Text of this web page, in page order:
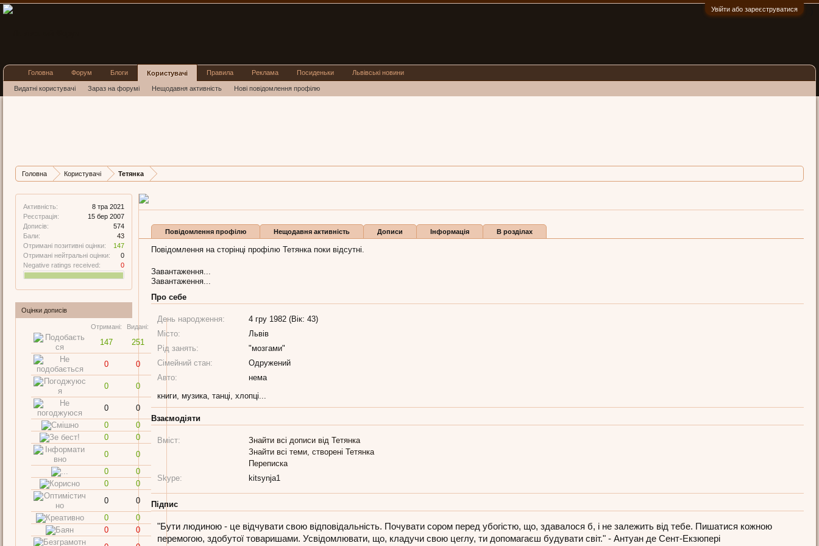
Увійти або зареєструватися
Головна Користувачі Тетянка
Активність:
8 тра 2021
Реєстрація:
15 бер 2007
Дописів:
574
Бали:
43
Отримані позитивні оцінки:
147
Отримані нейтральні оцінки:
0
Negative ratings received:
0
Оцінки дописів
Отримані: Видані:
147 251
0 0
0 0
0
0
0
0
0
0
0
0
0
0
0
0
0
0
0
0
0
0
Дописів
Карма Бали
Повідомлення профілю Нещодавня активність Дописи Інформація В розділах
Повідомлення на сторінці профілю Тетянка поки відсутні.
Завантаження...
Завантаження...
Про себе
День народження:
4 гру 1982 (Вік: 43)
Місто:
Львів
Рід занять:
"мозгами"
Сімейний стан:
Одружений
Авто:
нема
книги, музика, танці, хлопці...
Взаємодіяти
Вміст:
Знайти всі дописи від Тетянка
Знайти всі теми, створені Тетянка
Переписка
Skype:
kitsynja1
Підпис
"Бути людиною - це відчувати свою відповідальність. Почувати сором перед убогістю, що, здавалося б, і не залежить від тебе. Пишатися кожною
перемогою, здобутої товаришами. Усвідомлювати, що, кладучи свою цеглу, ти допомагаєш будувати світ." - Антуан де Сент-Екзюпері
Головна Форум Блоги Користувачі
Видатні користувачі Зараз на форумі Нещодавня активність Нові повідомлення профілю
Правила Реклама Посиденьки Львівські новини